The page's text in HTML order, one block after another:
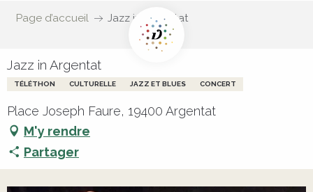
Page d’accueil Jazz in Argentat
Jazz in Argentat
TÉLÉTHON CULTURELLE JAZZ ET BLUES CONCERT
Place Joseph Faure, 19400 Argentat
M'y rendre
Partager